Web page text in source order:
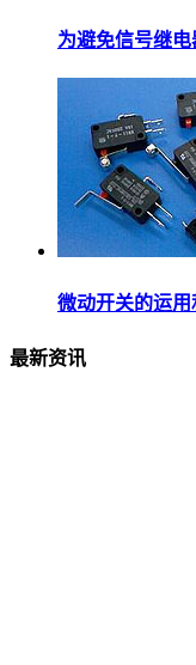
为避免信号继
微动开关的运
最新资讯